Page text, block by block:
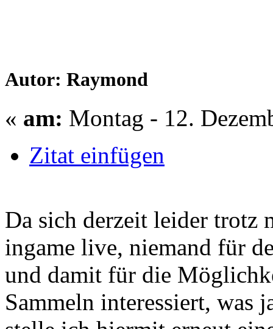
Autor: Raymond
« am: Montag - 12.
Zitat einfügen
Da sich derzeit leider trotz
ingame live, niemand für
und damit für die
Sammeln interessiert, was